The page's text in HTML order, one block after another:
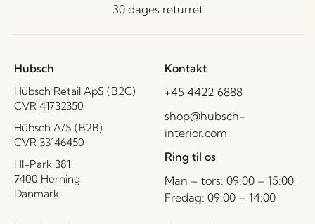
30 dages returret
Hübsch
Hübsch Retail ApS (B2C)
CVR 41732350
Hübsch A/S (B2B)
CVR 33146450
HI-Park 381
7400 Herning
Danmark
Kontakt
+45 4422 6888
shop@hubsch-
interior.com
Ring til os
Man – tors: 09:00 – 15:00
Fredag: 09:00 – 14:00